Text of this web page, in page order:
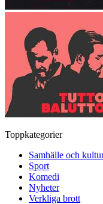
Toppkategorier
Samhälle och
Sport
Komedi
Nyheter
Verkliga brott